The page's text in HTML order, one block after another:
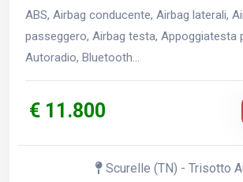
ABS, Airbag conducente, Airbag laterali,
passeggero, Airbag testa, Appoggiatesta
Autoradio, Bluetooth...
€ 11.800
Scurelle (TN) - Trisotto